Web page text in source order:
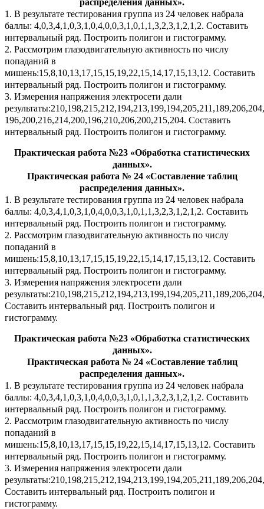
распределения данных».
1. В результате тестирования группа из 24 человек набрала
баллы: 4,0,3,4,1,0,3,1,0,4,0,0,3,1,0,1,1,3,2,3,1,2,1,2. Составить
интервальный ряд. Построить полигон и гистограмму.
2. Рассмотрим глазодвигательную активность по числу
попаданий в
мишень:15,8,10,13,17,15,15,19,22,15,14,17,15,13,12. Составить
интервальный ряд. Построить полигон и гистограмму.
3. Измерения напряжения электросети дали
196,200,216,214,200,196,210,206,200,215,204. Составить
интервальный ряд. Построить полигон и гистограмму.
Практическая работа №23 «Обработка статистических
данных».
Практическая работа № 24 «Составление таблиц
распределения данных».
1. В результате тестирования группа из 24 человек набрала
баллы: 4,0,3,4,1,0,3,1,0,4,0,0,3,1,0,1,1,3,2,3,1,2,1,2. Составить
интервальный ряд. Построить полигон и гистограмму.
2. Рассмотрим глазодвигательную активность по числу
попаданий в
мишень:15,8,10,13,17,15,15,19,22,15,14,17,15,13,12. Составить
интервальный ряд. Построить полигон и гистограмму.
3. Измерения напряжения электросети дали
Составить интервальный ряд. Построить полигон и
гистограмму.
Практическая работа №23 «Обработка статистических
данных».
Практическая работа № 24 «Составление таблиц
распределения данных».
1. В результате тестирования группа из 24 человек набрала
баллы: 4,0,3,4,1,0,3,1,0,4,0,0,3,1,0,1,1,3,2,3,1,2,1,2. Составить
интервальный ряд. Построить полигон и гистограмму.
2. Рассмотрим глазодвигательную активность по числу
попаданий в
мишень:15,8,10,13,17,15,15,19,22,15,14,17,15,13,12. Составить
интервальный ряд. Построить полигон и гистограмму.
3. Измерения напряжения электросети дали
Составить интервальный ряд. Построить полигон и
гистограмму.